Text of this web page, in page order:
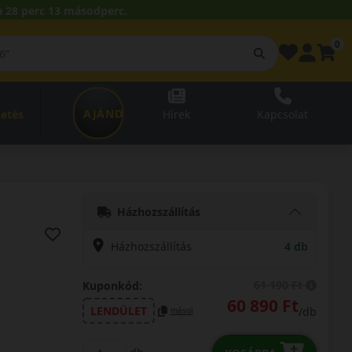
28 perc 12 másodperc.
AJÁNDÉKUTALVÁNY
Házhozszállítás
Házhozszállítás 4 db
Kuponkód:
LENDÜLET
másol 60 890 Ft/db